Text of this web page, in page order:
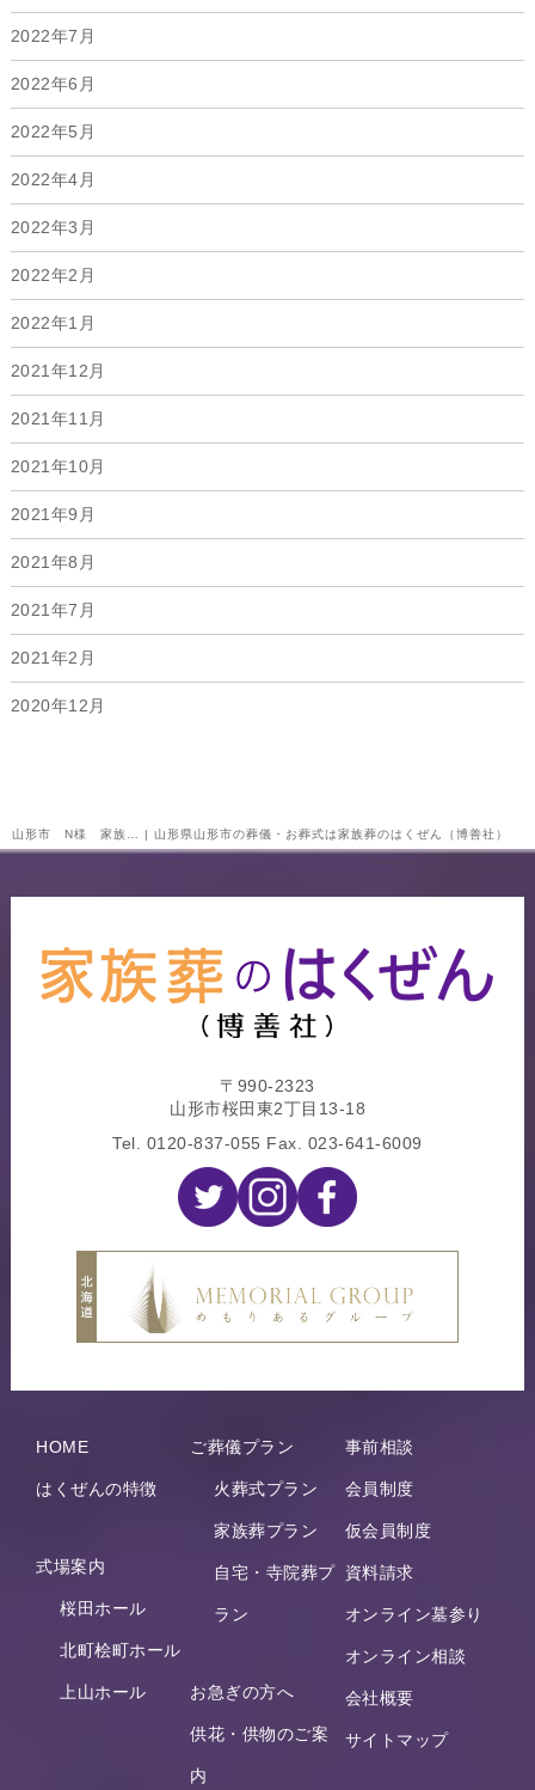
山形市 N様 家族… | 山形県山形市の葬儀・お葬式は家族葬のはくぜん（博善社）
2022年7月
2022年6月
2022年5月
2022年4月
2022年3月
2022年2月
2022年1月
2021年12月
2021年11月
2021年10月
2021年9月
2021年8月
2021年7月
2021年2月
2020年12月
〒990-2323
山形市桜田東2丁目13-18
Tel. 0120-837-055 Fax. 023-641-6009
HOME
はくぜんの特徴
式場案内
桜田ホール
北町桧町ホール
上山ホール
ご葬儀プラン
火葬式プラン
家族葬プラン
自宅・寺院葬プ
ラン
お急ぎの方へ
供花・供物のご案
内
事前相談
会員制度
仮会員制度
資料請求
オンライン墓参り
オンライン相談
会社概要
サイトマップ